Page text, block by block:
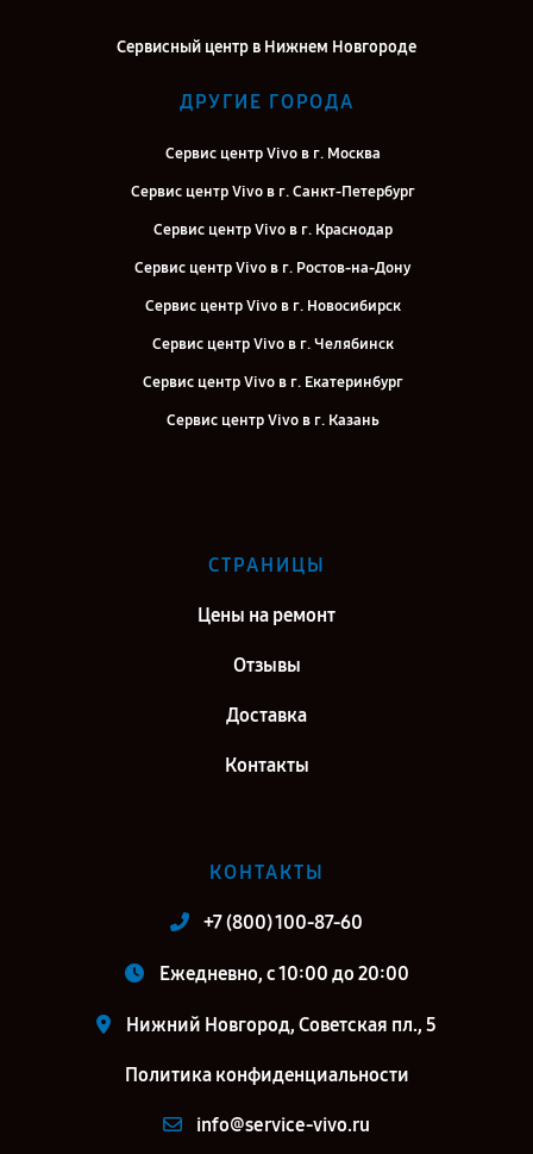
Сервисный центр в Нижнем Новгороде
ДРУГИЕ ГОРОДА
Сервис центр Vivo в г. Москва
Сервис центр Vivo в г. Санкт-Петербург
Сервис центр Vivo в г. Краснодар
Сервис центр Vivo в г. Ростов-на-Дону
Сервис центр Vivo в г. Новосибирск
Сервис центр Vivo в г. Челябинск
Сервис центр Vivo в г. Екатеринбург
Сервис центр Vivo в г. Казань
Сервис центр Vivo в г. Киров
СТРАНИЦЫ
Цены на ремонт
Отзывы
Доставка
Контакты
КОНТАКТЫ
+7 (800) 100-87-60
Ежедневно, с 10:00 до 20:00
Нижний Новгород, Советская пл., 5
Политика конфиденциальности
info@service-vivo.ru